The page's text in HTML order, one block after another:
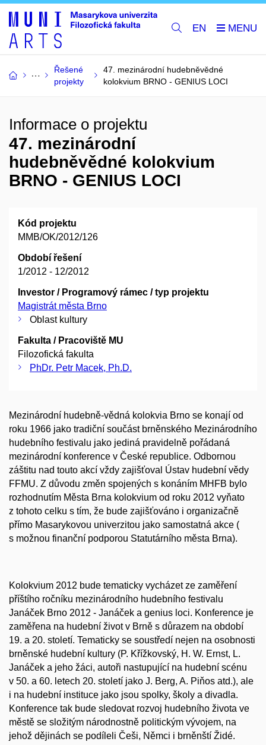
EN
Řešené
projekty
47. mezinárodní hudebněvědné
kolokvium BRNO - GENIUS LOCI
Informace o projektu
47. mezinárodní
hudebněvědné kolokvium
BRNO - GENIUS LOCI
Kód projektu
MMB/OK/2012/126
Období řešení
1/2012 - 12/2012
Investor / Programový rámec / typ projektu
Magistrát města Brno
Oblast kultury
Fakulta / Pracoviště MU
Filozofická fakulta
PhDr. Petr Macek, Ph.D.
Mezinárodní hudebně-vědná kolokvia Brno se konají od
roku 1966 jako tradiční součást brněnského Mezinárodního
hudebního festivalu jako jediná pravidelně pořádaná
mezinárodní konference v České republice. Odbornou
záštitu nad touto akcí vždy zajišťoval Ústav hudební vědy
FFMU. Z důvodu změn spojených s konáním MHFB bylo
rozhodnutím Města Brna kolokvium od roku 2012 vyňato
z tohoto celku s tím, že bude zajišťováno i organizačně
přímo Masarykovou univerzitou jako samostatná akce (
s možnou finanční podporou Statutárního města Brna).
Kolokvium 2012 bude tematicky vycházet ze zaměření
příštího ročníku mezinárodního hudebního festivalu
Janáček Brno 2012 - Janáček a genius loci. Konference je
zaměřena na hudební život v Brně s důrazem na období
19. a 20. století. Tematicky se soustředí nejen na osobnosti
brněnské hudební kultury (P. Křížkovský, H. W. Ernst, L.
Janáček a jeho žáci, autoři nastupující na hudební scénu
v 50. a 60. letech 20. století jako J. Berg, A. Piňos atd.), ale
i na hudební instituce jako jsou spolky, školy a divadla.
Konference tak bude sledovat rozvoj hudebního života ve
městě se složitým národnostně politickým vývojem, na
jehož dějinách se podíleli Češi, Němci i brněnští Židé.